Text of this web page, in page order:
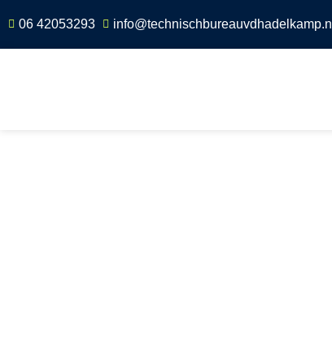
06 42053293 info@technischbureauvdhadelkamp.nl